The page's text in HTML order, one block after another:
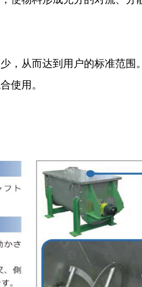
，从而达到用户的标准范围
使用。